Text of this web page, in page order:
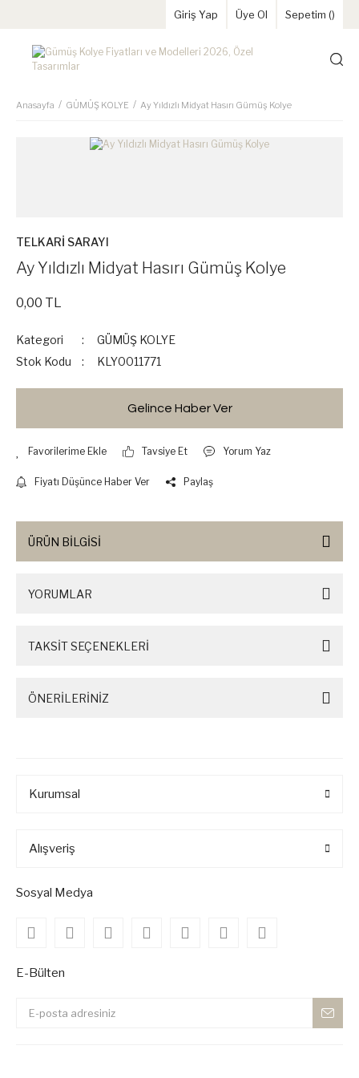
Giriş Yap Üye Ol Sepetim ()
Anasayfa GÜMÜŞ KOLYE Ay Yıldızlı Midyat Hasırı Gümüş Kolye
TELKARİ SARAYI
Ay Yıldızlı Midyat Hasırı Gümüş Kolye
0,00 TL
Kategori
GÜMÜŞ KOLYE
Stok Kodu
KLY0011771
Gelince Haber Ver
Tavsiye Et Yorum Yaz
Fiyatı Düşünce Haber Ver Paylaş
ÜRÜN BİLGİSİ
YORUMLAR
TAKSİT SEÇENEKLERİ
ÖNERİLERİNİZ
Kurumsal
Alışveriş
Sosyal Medya
E-Bülten